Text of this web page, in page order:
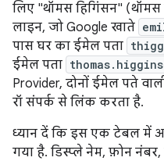
लिए "थॉमस हिगिंसन" (थॉमस
लाइन, जो Google खाते
पास घर का ईमेल पता
ईमेल पता
Provider, दोनों ईमेल पते
रॉ संपर्क से लिंक करता है.
ध्यान दें कि इस एक टेबल में
गया है. डिस्प्ले नेम, फ़ोन